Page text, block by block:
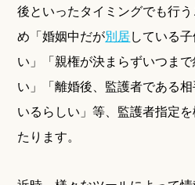
後といったタイミングでも行
め「婚姻中だが別居している
い」「親権が決まらずいつま
い」「離婚後、監護者である
いるらしい」等、監護者指定
たります。